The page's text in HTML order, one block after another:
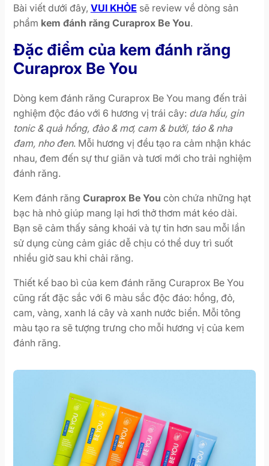
Bài viết dưới đây, VUI KHỎE sẽ review về dòng sản
phẩm kem đánh răng Curaprox Be You.
Đặc điểm của kem đánh răng
Curaprox Be You
Dòng kem đánh răng Curaprox Be You mang đến trải
nghiệm độc đáo với 6 hương vị trái cây: dưa hấu, gin
tonic & quả hồng, đào & mơ, cam & bưởi, táo & nha
đam, nho đen. Mỗi hương vị đều tạo ra cảm nhận khác
nhau, đem đến sự thư giãn và tươi mới cho trải nghiệm
đánh răng.
Kem đánh răng Curaprox Be You còn chứa những hạt
bạc hà nhỏ giúp mang lại hơi thở thơm mát kéo dài.
Bạn sẽ cảm thấy sảng khoái và tự tin hơn sau mỗi lần
sử dụng cùng cảm giác dễ chịu có thể duy trì suốt
nhiều giờ sau khi chải răng.
Thiết kế bao bì của kem đánh răng Curaprox Be You
cũng rất đặc sắc với 6 màu sắc độc đáo: hồng, đỏ,
cam, vàng, xanh lá cây và xanh nước biển. Mỗi tông
màu tạo ra sẽ tượng trưng cho mỗi hương vị của kem
đánh răng.